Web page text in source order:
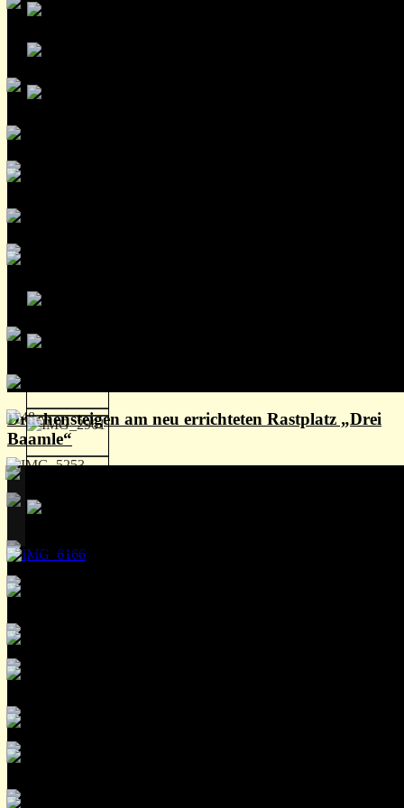
Drachensteigen am neu errichteten Rastplatz „Drei
Baamle“